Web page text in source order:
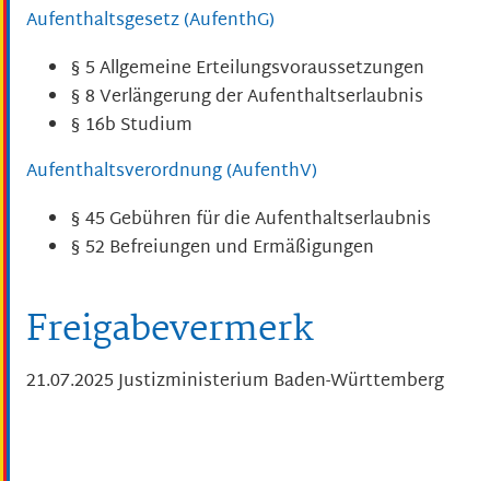
Aufenthaltsgesetz (AufenthG)
§ 5Allgemeine Erteilungsvoraussetzungen
§ 8 Verlängerung der Aufenthaltserlaubnis
§ 16b Studium
Aufenthaltsverordnung (AufenthV)
§ 45 Gebühren für die Aufenthaltserlaubnis
§ 52 Befreiungen und Ermäßigungen
Freigabevermerk
21.07.2025 Justizministerium Baden-Württemberg